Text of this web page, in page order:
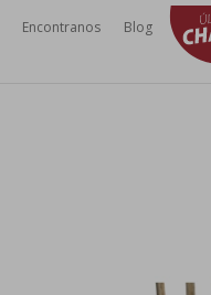
Encontranos Blog